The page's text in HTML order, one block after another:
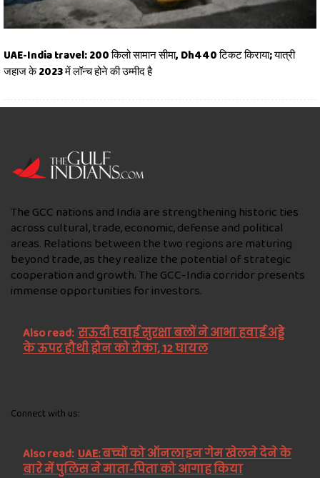
UAE-India travel: 200 किलो सामान सीमा, Dh440 टिकट किराया; यात्री
जहाज के 2023 में लॉन्च होने की उम्मीद है
The GCC nations and India are strengthening historic ties
across cultural, trade, economic, defense and political
areas. Relations between the two regions are maturing
beyond trade, as they realize the potential of strategic
cooperation and growth. The GCC-India corridor presents
immense opportunities for investors.
Also read: सऊदी हवाई सुरक्षा बलों ने आभा हवाई अड्डे
के ऊपर हौथी ड्रोन को रोका, 12 घायल
Connect with us:
Also read: UAE: बच्चों को ऑनलाइन गेम खेलने देने के
बारे में पुलिस ने माता-पिता को आगाह किया